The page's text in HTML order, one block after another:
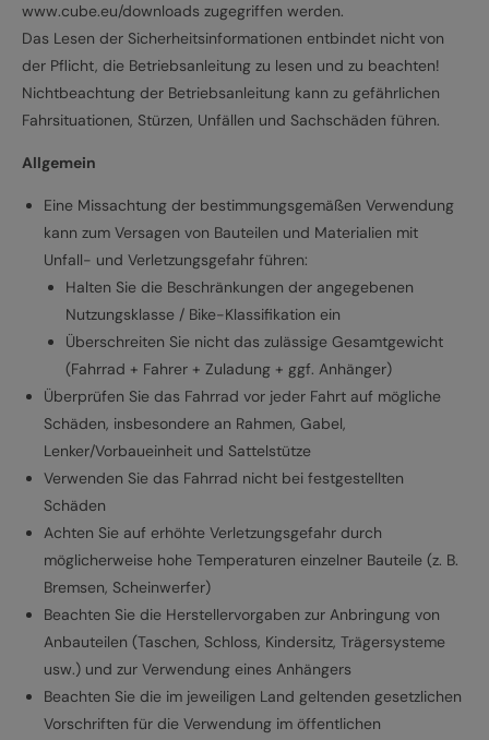
www.cube.eu/downloads zugegriffen werden.
Das Lesen der Sicherheitsinformationen entbindet nicht von
der Pflicht, die Betriebsanleitung zu lesen und zu beachten!
Nichtbeachtung der Betriebsanleitung kann zu gefährlichen
Fahrsituationen, Stürzen, Unfällen und Sachschäden führen.
Allgemein
Eine Missachtung der bestimmungsgemäßen Verwendung
kann zum Versagen von Bauteilen und Materialien mit
Unfall- und Verletzungsgefahr führen:
Halten Sie die Beschränkungen der angegebenen
Nutzungsklasse / Bike-Klassifikation ein
Überschreiten Sie nicht das zulässige Gesamtgewicht
(Fahrrad + Fahrer + Zuladung + ggf. Anhänger)
Überprüfen Sie das Fahrrad vor jeder Fahrt auf mögliche
Schäden, insbesondere an Rahmen, Gabel,
Lenker/Vorbaueinheit und Sattelstütze
Verwenden Sie das Fahrrad nicht bei festgestellten
Schäden
Achten Sie auf erhöhte Verletzungsgefahr durch
möglicherweise hohe Temperaturen einzelner Bauteile (z. B.
Bremsen, Scheinwerfer)
Beachten Sie die Herstellervorgaben zur Anbringung von
Anbauteilen (Taschen, Schloss, Kindersitz, Trägersysteme
usw.) und zur Verwendung eines Anhängers
Beachten Sie die im jeweiligen Land geltenden gesetzlichen
Vorschriften für die Verwendung im öffentlichen